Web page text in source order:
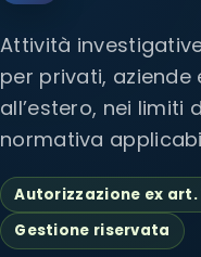
Attività
per privati, aziende
all’estero, nei limiti
normativa
Autorizzazione ex art.
Gestione riservata